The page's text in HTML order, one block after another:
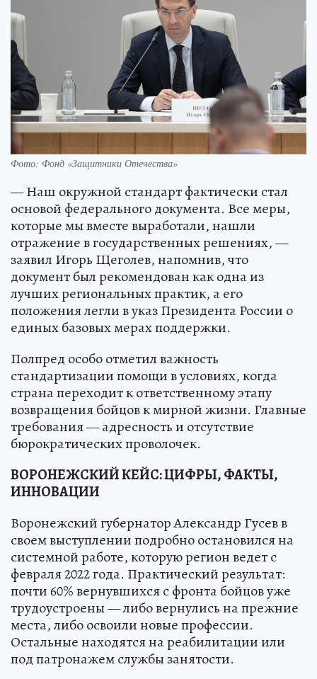
Фото: Фонд «Защитники Отечества»
— Наш окружной стандарт фактически стал
основой федерального документа. Все меры,
которые мы вместе выработали, нашли
отражение в государственных решениях, —
заявил Игорь Щеголев, напомнив, что
документ был рекомендован как одна из
лучших региональных практик, а его
положения легли в указ Президента России о
единых базовых мерах поддержки.
Полпред особо отметил важность
стандартизации помощи в условиях, когда
страна переходит к ответственному этапу
возвращения бойцов к мирной жизни. Главные
требования — адресность и отсутствие
бюрократических проволочек.
ВОРОНЕЖСКИЙ КЕЙС: ЦИФРЫ, ФАКТЫ,
ИННОВАЦИИ
Воронежский губернатор Александр Гусев в
своем выступлении подробно остановился на
системной работе, которую регион ведет с
февраля 2022 года. Практический результат:
почти 60% вернувшихся с фронта бойцов уже
трудоустроены — либо вернулись на прежние
места, либо освоили новые профессии.
Остальные находятся на реабилитации или
под патронажем службы занятости.